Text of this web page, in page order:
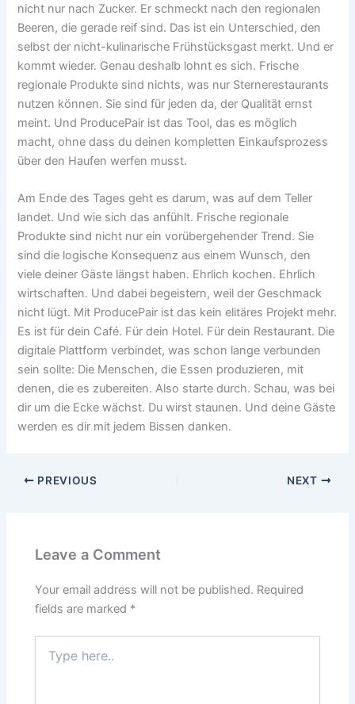
nicht nur nach Zucker. Er schmeckt nach den regionalen
Beeren, die gerade reif sind. Das ist ein Unterschied, den
selbst der nicht-kulinarische Frühstücksgast merkt. Und er
kommt wieder. Genau deshalb lohnt es sich. Frische
regionale Produkte sind nichts, was nur Sternerestaurants
nutzen können. Sie sind für jeden da, der Qualität ernst
meint. Und ProducePair ist das Tool, das es möglich
macht, ohne dass du deinen kompletten Einkaufsprozess
über den Haufen werfen musst.
Am Ende des Tages geht es darum, was auf dem Teller
landet. Und wie sich das anfühlt. Frische regionale
Produkte sind nicht nur ein vorübergehender Trend. Sie
sind die logische Konsequenz aus einem Wunsch, den
viele deiner Gäste längst haben. Ehrlich kochen. Ehrlich
wirtschaften. Und dabei begeistern, weil der Geschmack
nicht lügt. Mit ProducePair ist das kein elitäres Projekt mehr.
Es ist für dein Café. Für dein Hotel. Für dein Restaurant. Die
digitale Plattform verbindet, was schon lange verbunden
sein sollte: Die Menschen, die Essen produzieren, mit
denen, die es zubereiten. Also starte durch. Schau, was bei
dir um die Ecke wächst. Du wirst staunen. Und deine Gäste
werden es dir mit jedem Bissen danken.
PREVIOUS NEXT
Leave a Comment
Your email address will not be published. Required
fields are marked *
here..